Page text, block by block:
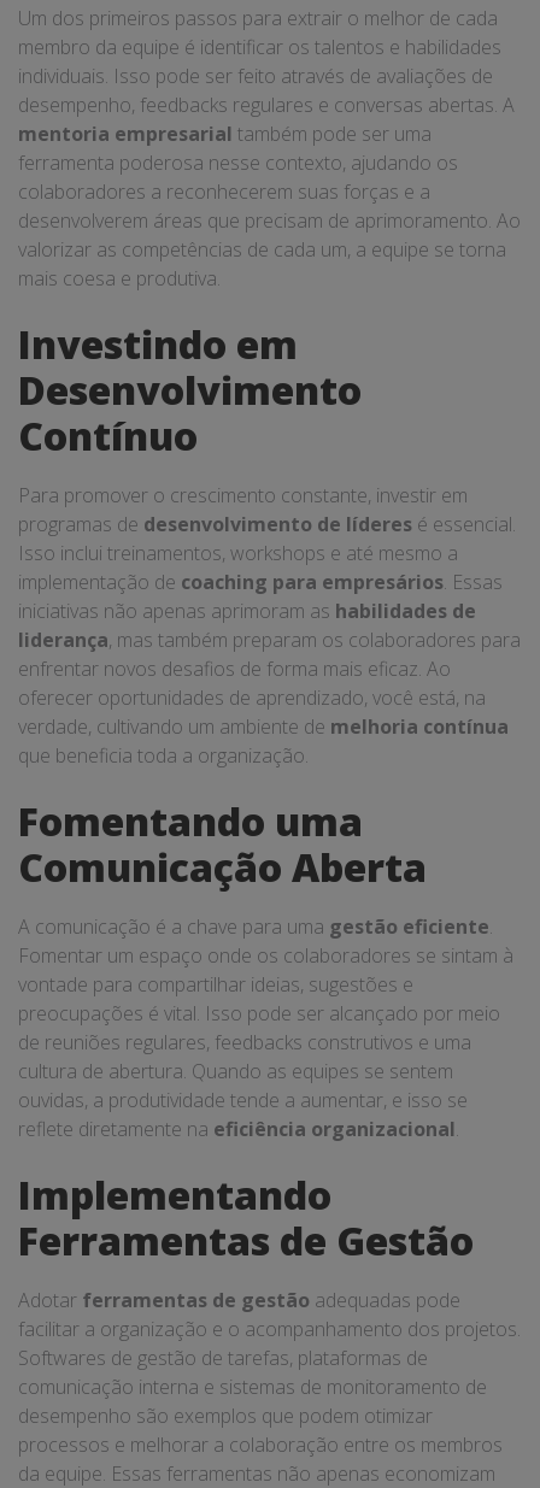
Um dos primeiros passos para extrair o melhor de cada
membro da equipe é identificar os talentos e habilidades
individuais. Isso pode ser feito através de avaliações de
desempenho, feedbacks regulares e conversas abertas. A
mentoria empresarial também pode ser uma
ferramenta poderosa nesse contexto, ajudando os
colaboradores a reconhecerem suas forças e a
desenvolverem áreas que precisam de aprimoramento. Ao
valorizar as competências de cada um, a equipe se torna
mais coesa e produtiva.
Investindo em
Desenvolvimento
Contínuo
Para promover o crescimento constante, investir em
programas de desenvolvimento de líderes é essencial.
Isso inclui treinamentos, workshops e até mesmo a
implementação de coaching para empresários. Essas
iniciativas não apenas aprimoram as habilidades de
liderança, mas também preparam os colaboradores para
enfrentar novos desafios de forma mais eficaz. Ao
oferecer oportunidades de aprendizado, você está, na
verdade, cultivando um ambiente de melhoria contínua
que beneficia toda a organização.
Fomentando uma
Comunicação Aberta
A comunicação é a chave para uma gestão eficiente.
Fomentar um espaço onde os colaboradores se sintam à
vontade para compartilhar ideias, sugestões e
preocupações é vital. Isso pode ser alcançado por meio
de reuniões regulares, feedbacks construtivos e uma
cultura de abertura. Quando as equipes se sentem
ouvidas, a produtividade tende a aumentar, e isso se
reflete diretamente na eficiência organizacional.
Implementando
Ferramentas de Gestão
Adotar ferramentas de gestão adequadas pode
facilitar a organização e o acompanhamento dos projetos.
Softwares de gestão de tarefas, plataformas de
comunicação interna e sistemas de monitoramento de
desempenho são exemplos que podem otimizar
processos e melhorar a colaboração entre os membros
da equipe. Essas ferramentas não apenas economizam